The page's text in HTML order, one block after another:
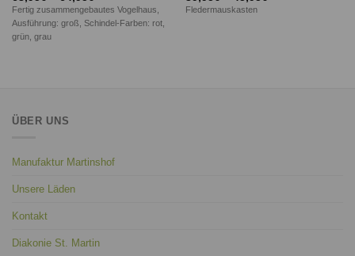
Fertig zusammengebautes Vogelhaus,
Ausführung: groß, Schindel-Farben: rot,
grün, grau
Fledermauskasten
ÜBER UNS
Manufaktur Martinshof
Unsere Läden
Kontakt
Diakonie St. Martin